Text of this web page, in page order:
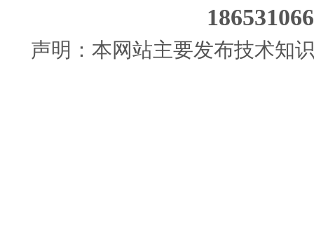
声明：本网站主要发布技术知